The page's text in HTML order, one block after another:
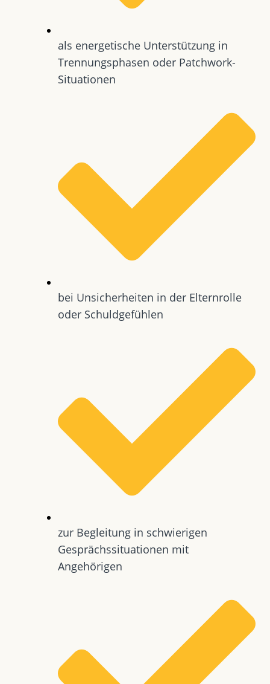
als energetische Unterstützung in
Trennungsphasen oder Patchwork-
Situationen
bei Unsicherheiten in der Elternrolle
oder Schuldgefühlen
zur Begleitung in schwierigen
Gesprächssituationen mit
Angehörigen